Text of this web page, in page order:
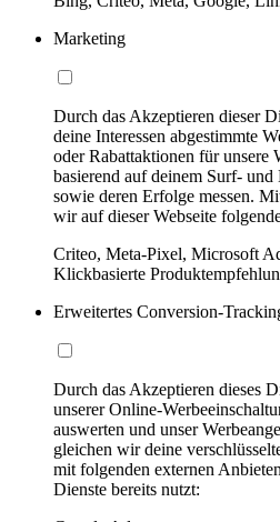
Marketing
Durch das Akzeptieren dieser
deine Interessen abgestimmte
oder Rabattaktionen für unsere
basierend auf deinem Surf-
sowie deren Erfolge messen.
wir auf dieser Webseite
Criteo, Meta-Pixel, Microsoft
Klickbasierte
Erweitertes Conversion-
Durch das Akzeptieren dieses
unserer Online-
auswerten und unser
gleichen wir deine
mit folgenden externen
Dienste bereits nutzt: